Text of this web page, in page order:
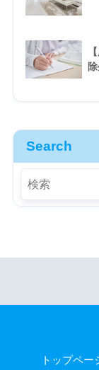
Search
トップペー